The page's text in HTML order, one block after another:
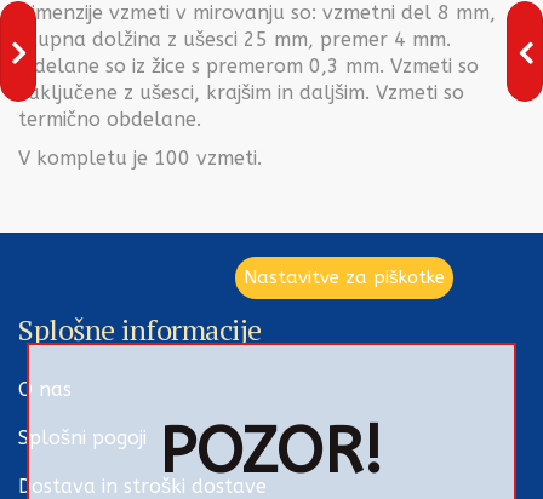
POZOR!
Dimenzije vzmeti v mirovanju so: vzmetni del 8 mm,
skupna dolžina z ušesci 25 mm, premer 4 mm.
Izdelane so iz žice s premerom 0,3 mm. Vzmeti so
zaključene z ušesci, krajšim in daljšim. Vzmeti so
termično obdelane.
V kompletu je 100 vzmeti.
Nastavitve za piškotke
Splošne informacije
O nas
Splošni pogoji
Dostava in stroški dostave